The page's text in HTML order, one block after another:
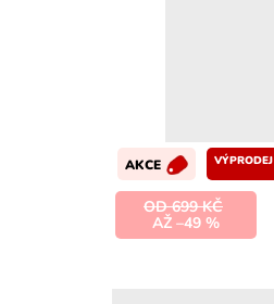
AKCE VÝPRODEJ
OD 699 KČ
AŽ –49 %